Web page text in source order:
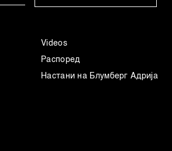
Videos
Распоред
Настани на Блумберг Адрија